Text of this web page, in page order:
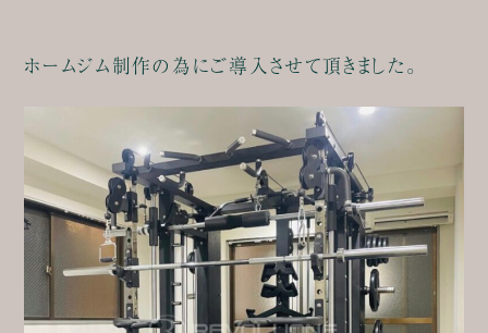
ホームジム制作の為にご導入させて頂きました。